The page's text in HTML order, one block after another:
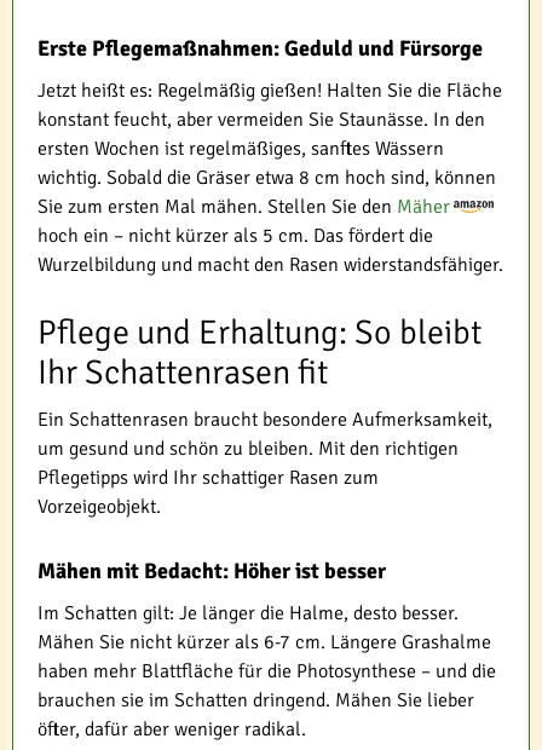
Erste Pflegemaßnahmen: Geduld und Fürsorge
Jetzt heißt es: Regelmäßig gießen! Halten Sie die Fläche
konstant feucht, aber vermeiden Sie Staunässe. In den
ersten Wochen ist regelmäßiges, sanftes Wässern
wichtig. Sobald die Gräser etwa 8 cm hoch sind, können
Sie zum ersten Mal mähen. Stellen Sie den Mäher
hoch ein – nicht kürzer als 5 cm. Das fördert die
Wurzelbildung und macht den Rasen widerstandsfähiger.
Pflege und Erhaltung: So bleibt
Ihr Schattenrasen fit
Ein Schattenrasen braucht besondere Aufmerksamkeit,
um gesund und schön zu bleiben. Mit den richtigen
Pflegetipps wird Ihr schattiger Rasen zum
Vorzeigeobjekt.
Mähen mit Bedacht: Höher ist besser
Im Schatten gilt: Je länger die Halme, desto besser.
Mähen Sie nicht kürzer als 6-7 cm. Längere Grashalme
haben mehr Blattfläche für die Photosynthese – und die
brauchen sie im Schatten dringend. Mähen Sie lieber
öfter, dafür aber weniger radikal.